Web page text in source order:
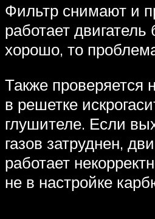
Фильтр снимают и
работает двигатель
хорошо, то
Также проверяется
в решетке
глушителе. Если
газов затруднен,
работает
не в настройке